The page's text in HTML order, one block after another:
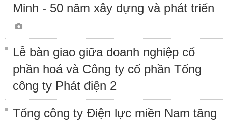
Minh - 50 năm xây dựng và phát triển
Lễ bàn giao giữa doanh nghiệp cổ
phần hoá và Công ty cổ phần Tổng
công ty Phát điện 2
Tổng công ty Điện lực miền Nam tăng